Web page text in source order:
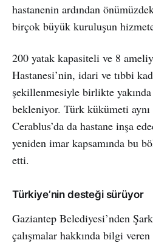
hastanenin ardından
birçok büyük kuruluşun
200 yatak kapasiteli ve 8
Hastanesi’nin, idari ve tıbbi
şekillenmesiyle birlikte
bekleniyor. Türk kükümeti
Cerablus’da da hastane inşa
yeniden imar kapsamında bu
etti.
Türkiye’nin desteği sürüyor
Gaziantep Belediyesi’nden
çalışmalar hakkında bilgi